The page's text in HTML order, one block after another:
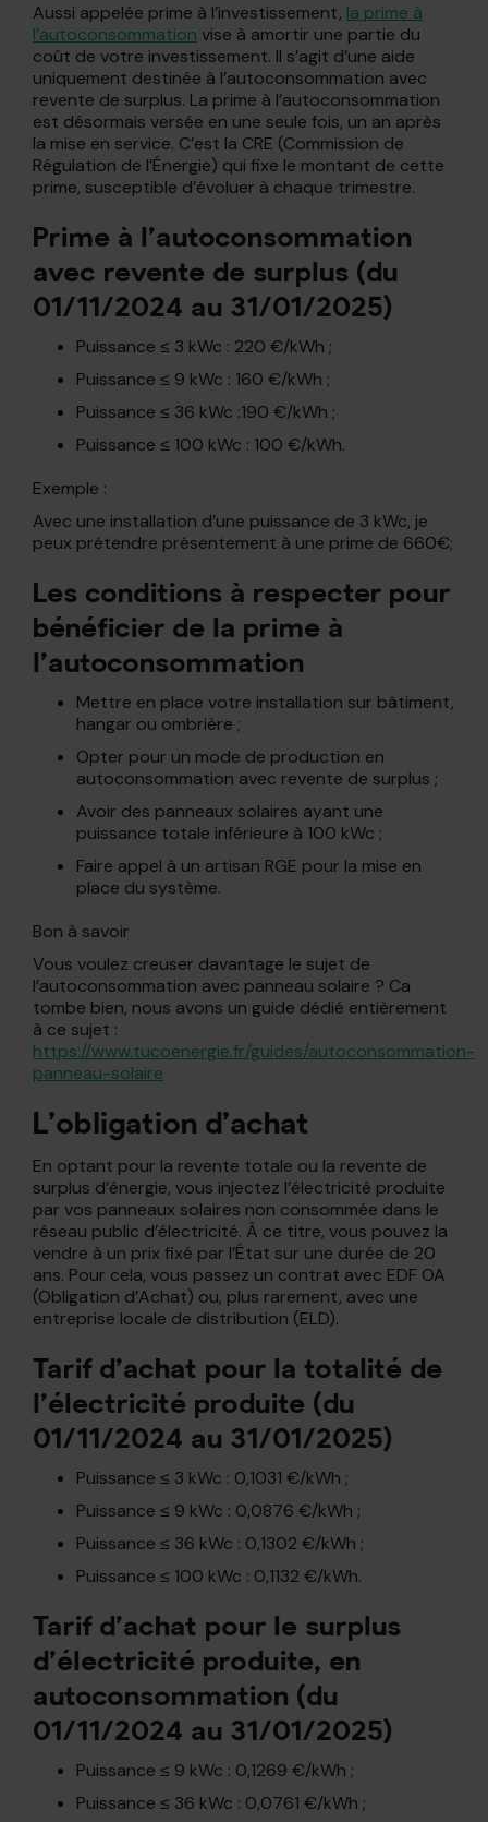
Aussi appelée prime à l’investissement, la prime à
l’autoconsommation vise à amortir une partie du
coût de votre investissement. Il s’agit d’une aide
uniquement destinée à l’autoconsommation avec
revente de surplus. La prime à l’autoconsommation
est désormais versée en une seule fois, un an après
la mise en service. C’est la CRE (Commission de
Régulation de l’Énergie) qui fixe le montant de cette
prime, susceptible d’évoluer à chaque trimestre.
Prime à l’autoconsommation
avec revente de surplus (du
01/11/2024 au 31/01/2025)
Puissance ≤ 3 kWc : 220 €/kWh ;
Puissance ≤ 9 kWc : 160 €/kWh ;
Puissance ≤ 36 kWc :190 €/kWh ;
Puissance ≤ 100 kWc : 100 €/kWh.
Exemple :
Avec une installation d’une puissance de 3 kWc, je
peux prétendre présentement à une prime de 660€;
Les conditions à respecter pour
bénéficier de la prime à
l’autoconsommation
Mettre en place votre installation sur bâtiment,
hangar ou ombrière ;
Opter pour un mode de production en
autoconsommation avec revente de surplus ;
Avoir des panneaux solaires ayant une
puissance totale inférieure à 100 kWc ;
Faire appel à un artisan RGE pour la mise en
place du système.
Bon à savoir
Vous voulez creuser davantage le sujet de
l’autoconsommation avec panneau solaire ? Ca
tombe bien, nous avons un guide dédié entièrement
à ce sujet :
https://www.tucoenergie.fr/guides/autoconsommation-
panneau-solaire
L’obligation d’achat
En optant pour la revente totale ou la revente de
surplus d’énergie, vous injectez l’électricité produite
par vos panneaux solaires non consommée dans le
réseau public d’électricité. À ce titre, vous pouvez la
vendre à un prix fixé par l’État sur une durée de 20
ans. Pour cela, vous passez un contrat avec EDF OA
(Obligation d’Achat) ou, plus rarement, avec une
entreprise locale de distribution (ELD).
Tarif d’achat pour la totalité de
l’électricité produite (du
01/11/2024 au 31/01/2025)
Puissance ≤ 3 kWc : 0,1031 €/kWh ;
Puissance ≤ 9 kWc : 0,0876 €/kWh ;
Puissance ≤ 36 kWc : 0,1302 €/kWh ;
Puissance ≤ 100 kWc : 0,1132 €/kWh.
Tarif d’achat pour le surplus
d’électricité produite, en
autoconsommation (du
01/11/2024 au 31/01/2025)
Puissance ≤ 9 kWc : 0,1269 €/kWh ;
Puissance ≤ 36 kWc : 0,0761 €/kWh ;